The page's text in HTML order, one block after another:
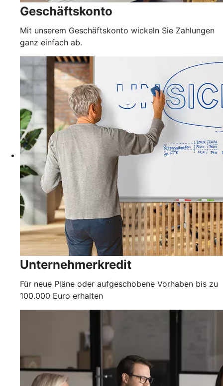
Geschäftskonto
Mit unserem Geschäftskonto wickeln Sie Zahlungen
ganz einfach ab.
Unternehmerkredit
Für neue Pläne oder aufgeschobene Vorhaben bis zu
100.000 Euro erhalten